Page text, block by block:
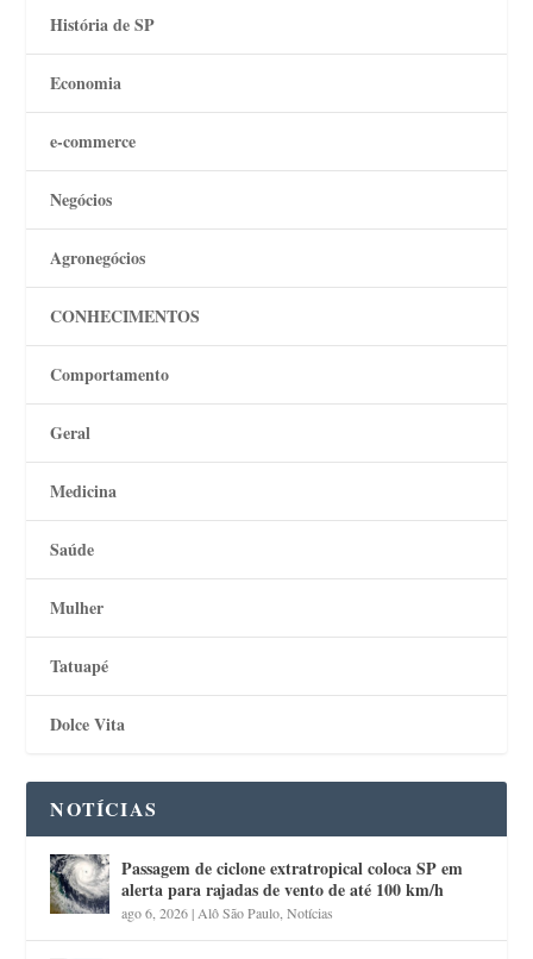
História de SP
Economia
e-commerce
Negócios
Agronegócios
CONHECIMENTOS
Comportamento
Geral
Medicina
Saúde
Mulher
Tatuapé
Dolce Vita
NOTÍCIAS
Passagem de ciclone extratropical coloca SP em
alerta para rajadas de vento de até 100 km/h
ago 6, 2026| Alô São Paulo ,Notícias